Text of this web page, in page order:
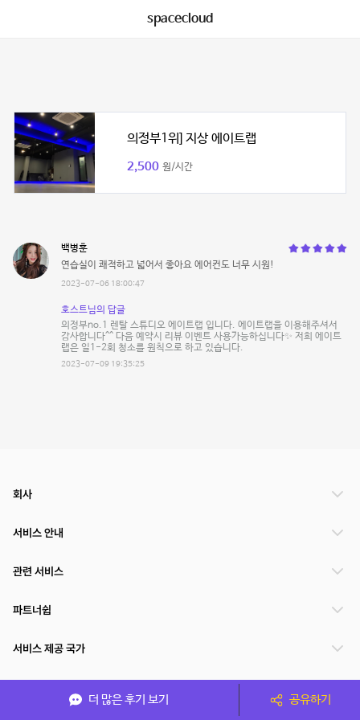
spacecloud
의정부1위] 지상 에이트랩
2,500 원/시간
백병훈
연습실이 쾌적하고 넓어서 좋아요 에어컨도 너무 시원!
2023-07-06 18:00:47
호스트님의 답글
의정부no.1 렌탈 스튜디오 에이트랩 입니다. 에이트랩을 이용해주셔서
감사합니다^^ 다음 예약시 리뷰 이벤트 사용가능하십니다✨ 저희 에이트
랩은 일1-2회 청소를 원칙으로 하고 있습니다.
2023-07-09 19:35:25
더 많은 후기 보기 공유하기
회사
서비스 안내
관련 서비스
파트너쉽
서비스 제공 국가
(주)NSPACE 사업자정보